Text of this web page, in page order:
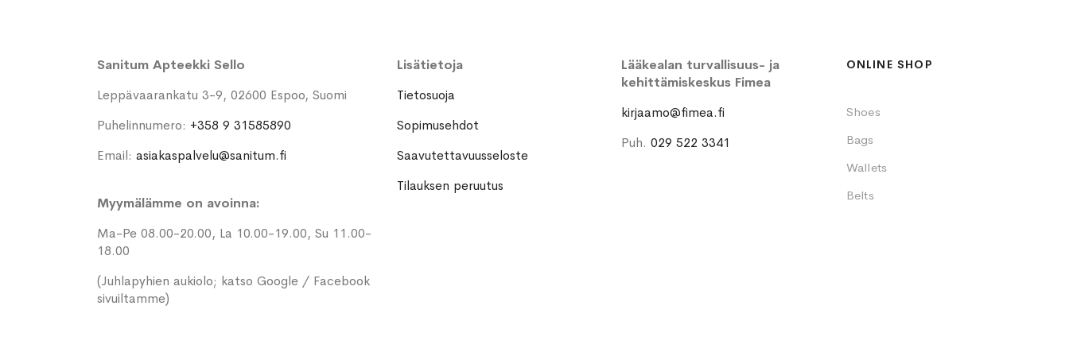
Sanitum Apteekki Sello
Leppävaarankatu 3-9, 02600 Espoo, Suomi
Puhelinnumero: +358 9 31585890
Email: asiakaspalvelu@sanitum.fi
Myymälämme on avoinna:
Ma-Pe 08.00-20.00, La 10.00-19.00, Su 11.00-
18.00
(Juhlapyhien aukiolo; katso Google / Facebook
sivuiltamme)
Lisätietoja
Tietosuoja
Sopimusehdot
Saavutettavuusseloste
Tilauksen peruutus
Lääkealan turvallisuus- ja
kehittämiskeskus Fimea
kirjaamo@fimea.fi
Puh.029 522 3341
ONLINE SHOP
Shoes
Bags
Wallets
Belts